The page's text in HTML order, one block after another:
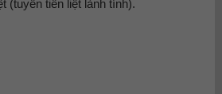
(tuyến tiền liệt lành tính).